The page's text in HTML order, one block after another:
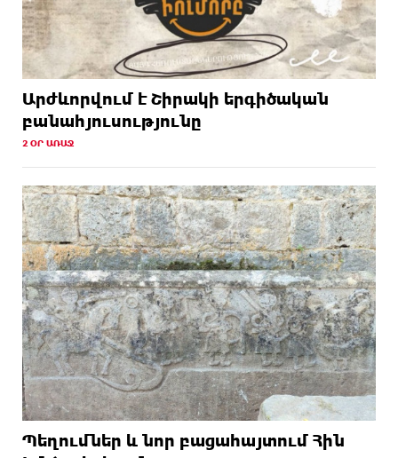
Արժևորվում է Շիրակի երգիծական
բանահյուսությունը
2 ՕՐ ԱՌԱՋ
Պեղումներ և նոր բացահայտում Հին